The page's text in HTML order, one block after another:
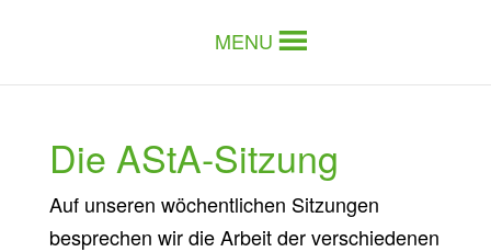
MENU
Die AStA-Sitzung
Auf unseren wöchentlichen Sitzungen
besprechen wir die Arbeit der verschiedenen